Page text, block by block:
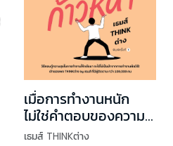
เมื่อการทำงานหนัก
ไม่ใช่คำตอบของความ
ก้าวหน้า
เธมส์ THINKต่าง